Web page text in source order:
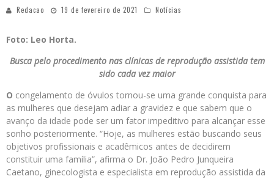
Redacao 19 de fevereiro de 2021 Notícias
Foto: Leo Horta.
Busca pelo procedimento nas clínicas de reprodução assistida tem
sido cada vez maior
O congelamento de óvulos tornou-se uma grande conquista para
as mulheres que desejam adiar a gravidez e que sabem que o
avanço da idade pode ser um fator impeditivo para alcançar esse
sonho posteriormente. “Hoje, as mulheres estão buscando seus
objetivos profissionais e acadêmicos antes de decidirem
constituir uma família”, afirma o Dr. João Pedro Junqueira
Caetano, ginecologista e especialista em reprodução assistida da